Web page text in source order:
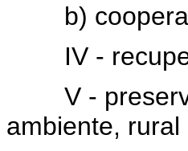
b)
IV -
V -
ambiente, rural